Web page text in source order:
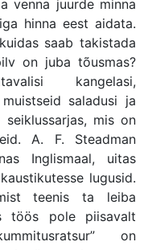
venna juurde minna
hinna eest aidata.
saab takistada
on juba tõusmas?
kangelasi,
saladusi ja
seiklussarjas, mis on
A. F. Steadman
Inglismaal, uitas
lugusid.
teenis ta leiba
töös pole piisavalt
on